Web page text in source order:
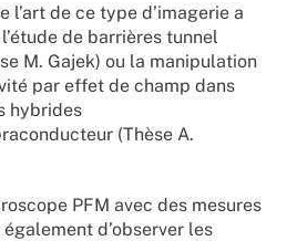
l’art de ce type d’imagerie a
de barrières tunnel
M. Gajek) ou la manipulation
par effet de champ dans
hybrides
(Thèse A.
PFM avec des mesures
d’observer les